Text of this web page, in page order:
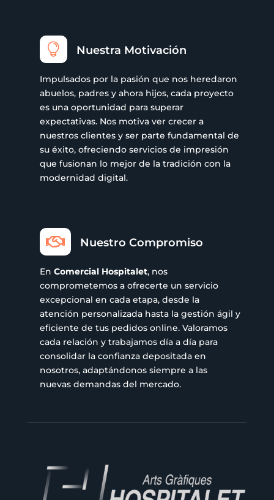
 Nuestra Motivación
Impulsados por la pasión que nos heredaron
abuelos, padres y ahora hijos, cada proyecto
es una oportunidad para superar
expectativas. Nos motiva ver crecer a
nuestros clientes y ser parte fundamental de
su éxito, ofreciendo servicios de impresión
que fusionan lo mejor de la tradición con la
modernidad digital.
 Nuestro Compromiso
En Comercial Hospitalet, nos
comprometemos a ofrecerte un servicio
excepcional en cada etapa, desde la
atención personalizada hasta la gestión ágil y
eficiente de tus pedidos online. Valoramos
cada relación y trabajamos día a día para
consolidar la confianza depositada en
nosotros, adaptándonos siempre a las
nuevas demandas del mercado.